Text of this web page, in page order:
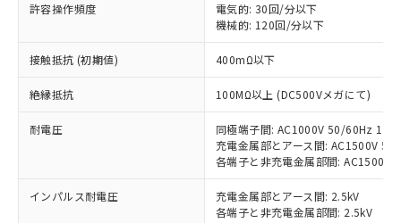
許容操作頻度
電気的: 30回/分以下
機械的: 120回/分以下
接触抵抗 (初期値) 400mΩ以下
絶縁抵抗 100MΩ以上 (DC500Vメガにて)
耐電圧
同極端子間: AC1000V 50/60Hz
充電金属部とアース間: AC1500V
各端子と非充電金属部間: AC1500V
インパルス耐電圧
充電金属部とアース間: 2.5kV
各端子と非充電金属部間: 2.5kV
以下の条件をお読みいただき、同意のうえ
本サービスは、当社制御機器事業取扱
商品の当社在庫状況および標準価格
(税抜)を提供させていただくもので
当社制御機器事業取扱商品の中には、
本サービスの対象外となる商品もある
ことをご了承ください。
在庫状況および標準価格照会結果は、
対応予定なし：EU RoHS指令（10物質）の
非含有に非対応の商品で、対応品を出す予
定はありません。
調査・確認中：EU RoHS指令（10物質）の
非含有の対応状況を調査中または確認中の
非該当品：ライセンス料など無形物で、有
害物質有無と関係のない商品です。
仕入先様の事情により、非含有部品として
いたものが、含有品と判明した場合などや
むを得ず変更することがあります。
※1 中国RoHS○×表
「○」：最大均質材料含有率が中国RoHSの
基準値以下であることを示します。
「×」：最大均質材料含有率が中国RoHSの
基準値を超えていることを示します。
「－」：未確認です。当社販売部門へお問
為替および外国貿易法に定める商品